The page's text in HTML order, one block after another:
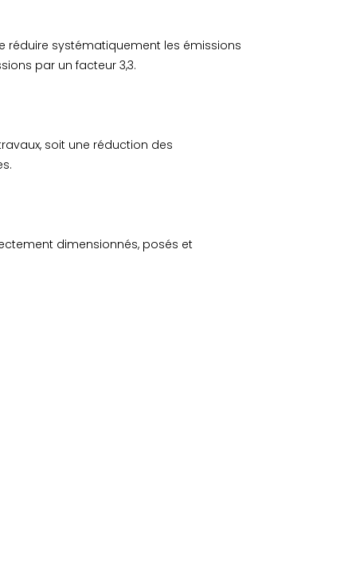
systématiquement les émissions
par un facteur 3,3.
soit une réduction des
dimensionnés, posés et